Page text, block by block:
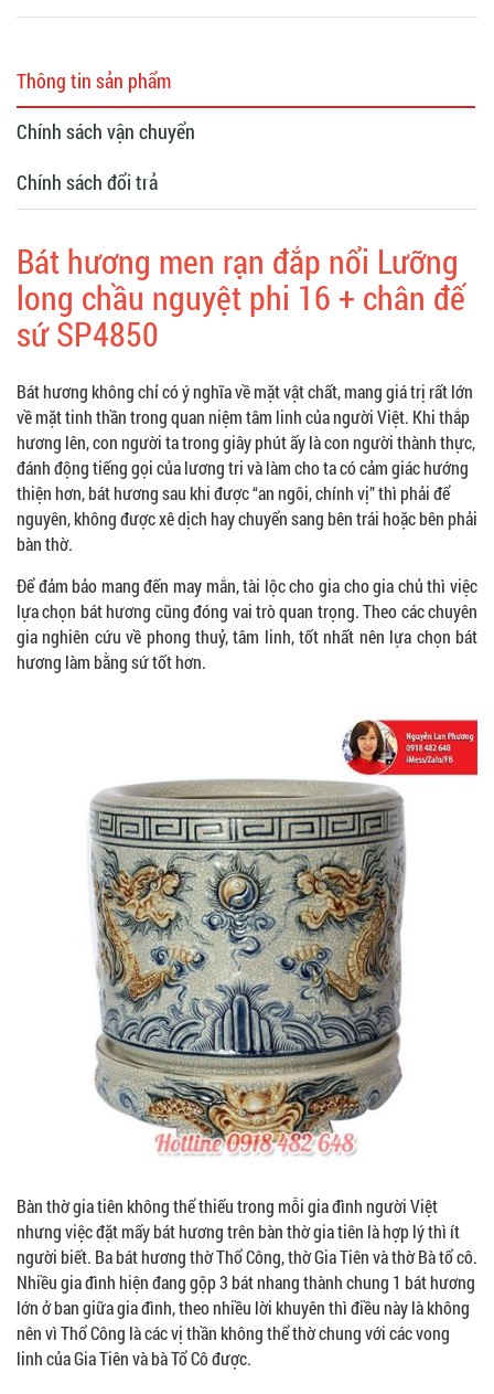
Thông tin sản phẩm
Chính sách vận chuyển
Chính sách đổi trả
Bát hương men rạn đắp nổi Lưỡng
long chầu nguyệt phi 16 + chân đế
sứ SP4850
Bát hương không chỉ có ý nghĩa về mặt vật chất, mang giá trị rất lớn
về mặt tinh thần trong quan niệm tâm linh của người Việt. Khi thắp
hương lên, con người ta trong giây phút ấy là con người thành thực,
đánh động tiếng gọi của lương tri và làm cho ta có cảm giác hướng
thiện hơn, bát hương sau khi được “an ngôi, chính vị” thì phải để
nguyên, không được xê dịch hay chuyển sang bên trái hoặc bên phải
bàn thờ.
Để đảm bảo mang đến may mắn, tài lộc cho gia cho gia chủ thì việc
lựa chọn bát hương cũng đóng vai trò quan trọng. Theo các chuyên
gia nghiên cứu về phong thuỷ, tâm linh, tốt nhất nên lựa chọn bát
hương làm bằng sứ tốt hơn.
Bàn thờ gia tiên không thể thiếu trong mỗi gia đình người Việt
nhưng việc đặt mấy bát hương trên bàn thờ gia tiên là hợp lý thì ít
người biết. Ba bát hương thờ Thổ Công, thờ Gia Tiên và thờ Bà tổ cô.
Nhiều gia đình hiện đang gộp 3 bát nhang thành chung 1 bát hương
lớn ở ban giữa gia đình, theo nhiều lời khuyên thì điều này là không
nên vì Thổ Công là các vị thần không thể thờ chung với các vong
linh của Gia Tiên và bà Tổ Cô được.